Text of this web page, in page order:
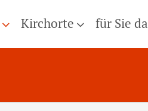
Kirchorte für Sie da